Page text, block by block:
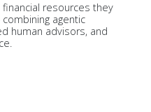
resources they
agentic
human advisors, and